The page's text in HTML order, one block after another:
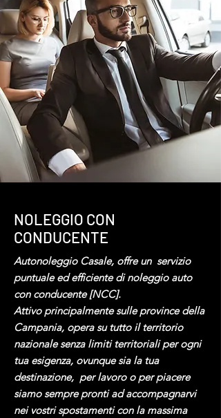
NOLEGGIO CON
CONDUCENTE
Autonoleggio Casale, offre un servizio
puntuale ed efficiente di noleggio auto
con conducente [NCC].
Attivo principalmente sulle province della
Campania, opera su tutto il territorio
nazionale senza limiti territoriali per ogni
tua esigenza, ovunque sia la tua
destinazione, per lavoro o per piacere
siamo sempre pronti ad accompagnarvi
nei vostri spostamenti con la massima